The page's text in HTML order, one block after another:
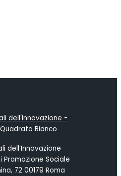
dell’Innovazione
Promozione Sociale
72 00179 Roma